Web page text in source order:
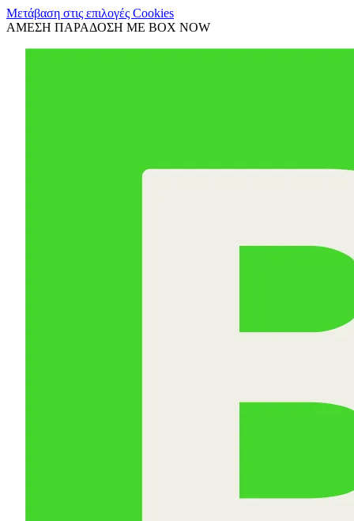
Μετάβαση στις επιλογές Cookies
ΑΜΕΣΗ ΠΑΡΑΔΟΣΗ ΜΕ BOX NOW